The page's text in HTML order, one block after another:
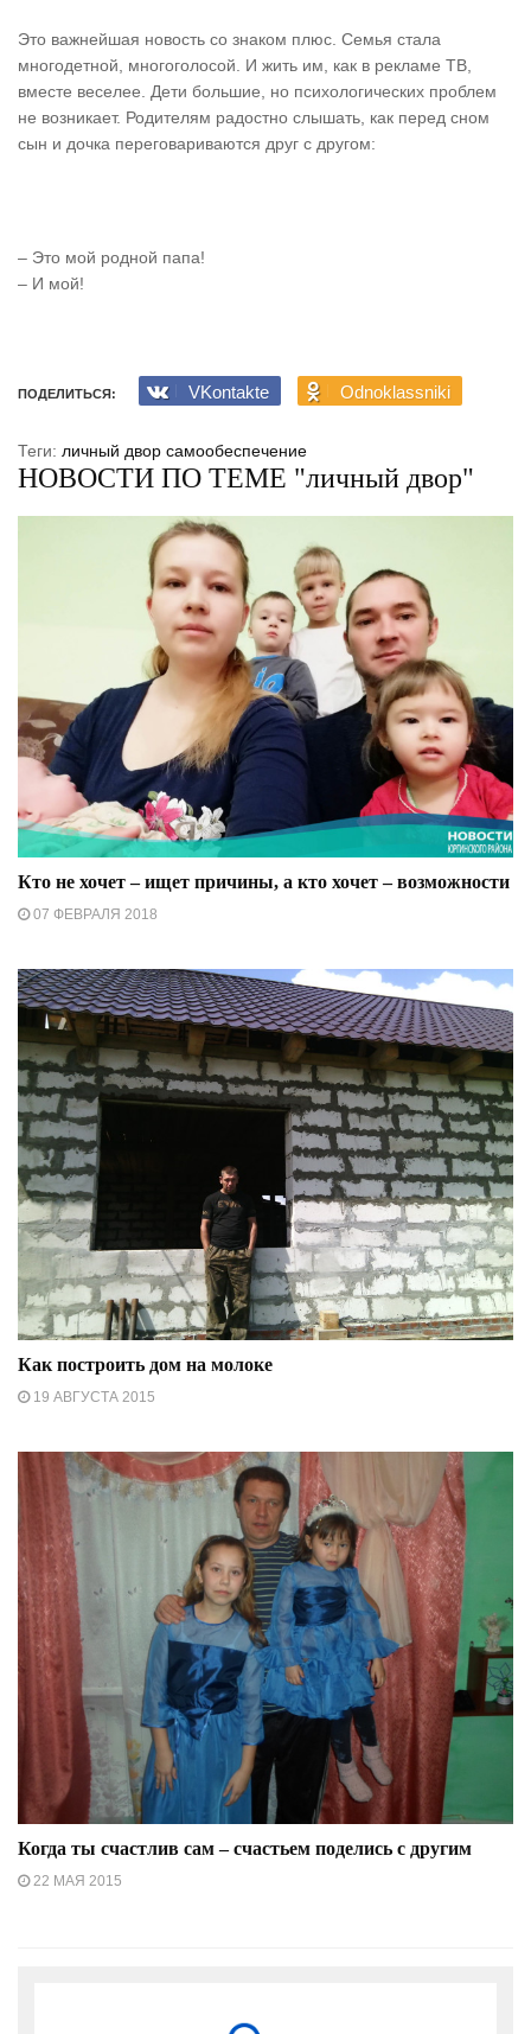
Это важнейшая новость со знаком плюс. Семья стала
многодетной, многоголосой. И жить им, как в рекламе ТВ,
вместе веселее. Дети большие, но психологических проблем
не возникает. Родителям радостно слышать, как перед сном
сын и дочка переговариваются друг с другом:
– Это мой родной папа!
– И мой!
ПОДЕЛИТЬСЯ: VKontakte Odnoklassniki
Теги: личный двор самообеспечение
НОВОСТИ ПО ТЕМЕ "личный двор"
Кто не хочет – ищет причины, а кто хочет – возможности
07 ФЕВРАЛЯ 2018
Как построить дом на молоке
19 АВГУСТА 2015
Когда ты счастлив сам – счастьем поделись с другим
22 МАЯ 2015